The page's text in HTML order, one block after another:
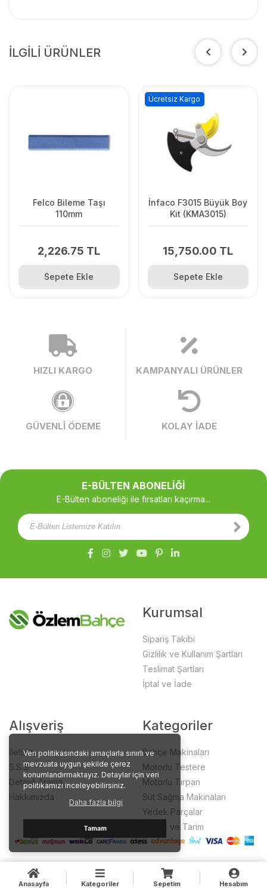
Veri politikasındaki amaçlarla sınırlı ve
mevzuata uygun şekilde çerez
konumlandırmaktayız. Detaylar için veri
politikamızı inceleyebilirsiniz.
Daha fazla bilgi
Tamam
İLGİLİ ÜRÜNLER
Felco Bileme Taşı
110mm
2,226.75 TL
Sepete Ekle
İnfaco F3015 Büyük Boy
Kit (KMA3015)
15,750.00 TL
Ücretsiz Kargo
Sepete Ekle
HIZLI KARGO KAMPANYALI ÜRÜNLER
GÜVENLİ ÖDEME KOLAY İADE
E-BÜLTEN ABONELİĞİ
E-Bülten aboneliği ile fırsatları kaçırma...
Kurumsal
Sipariş Takibi
Gizlilik ve Kullanım Şartları
Teslimat Şartları
İptal ve İade
Alışveriş
İletişim
S.S.S.
Detaylı Arama
Hakkımızda
Kategoriler
Bahçe Makinaları
Motorlu Testere
Motorlu Tırpan
Süt Sağma Makinaları
Yedek Parçalar
Bahçe ve Tarım
Anasayfa Kategoriler Sepetim Hesabım